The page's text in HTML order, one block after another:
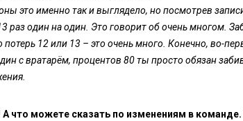
это именно так и выглядело, но посмотрев
раз один на один. Это говорит об очень многом.
12 или 13 – это очень много. Конечно, во-
с вратарём, процентов 80 ты просто обязан
А что можете сказать по изменениям в